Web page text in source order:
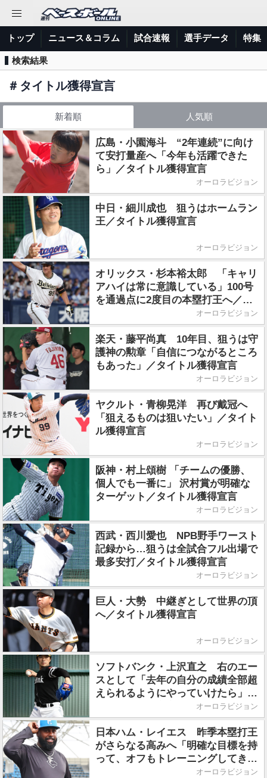
トップ ニュース＆コラム 試合速報 選手データ 特集
検索結果
＃ タイトル獲得宣言
新着順 人気順
広島・小園海斗 “2年連続”に向け
て安打量産へ「今年も活躍できた
ら」／タイトル獲得宣言
オーロラビジョン
中日・細川成也 狙うはホームラン
王／タイトル獲得宣言
オーロラビジョン
オリックス・杉本裕太郎 「キャリ
アハイは常に意識している」100号
を通過点に2度目の本塁打王へ／タ
オーロラビジョン
楽天・藤平尚真 10年目、狙うは守
護神の勲章「自信につながるところ
もあった」／タイトル獲得宣言
オーロラビジョン
ヤクルト・青柳晃洋 再び戴冠へ
「狙えるものは狙いたい」／タイト
ル獲得宣言
オーロラビジョン
阪神・村上頌樹 「チームの優勝、
個人でも一番に」 沢村賞が明確な
ターゲット／タイトル獲得宣言
オーロラビジョン
西武・西川愛也 NPB野手ワースト
記録から…狙うは全試合フル出場で
最多安打／タイトル獲得宣言
オーロラビジョン
巨人・大勢 中継ぎとして世界の頂
へ／タイトル獲得宣言
オーロラビジョン
ソフトバンク・上沢直之 右のエー
スとして「去年の自分の成績全部超
えられるようにやっていけたら」／
オーロラビジョン
日本ハム・レイエス 昨季本塁打王
がさらなる高みへ「明確な目標を持
って、オフもトレーニングしてき
た」／タイトル獲得宣言オーロラビジョン